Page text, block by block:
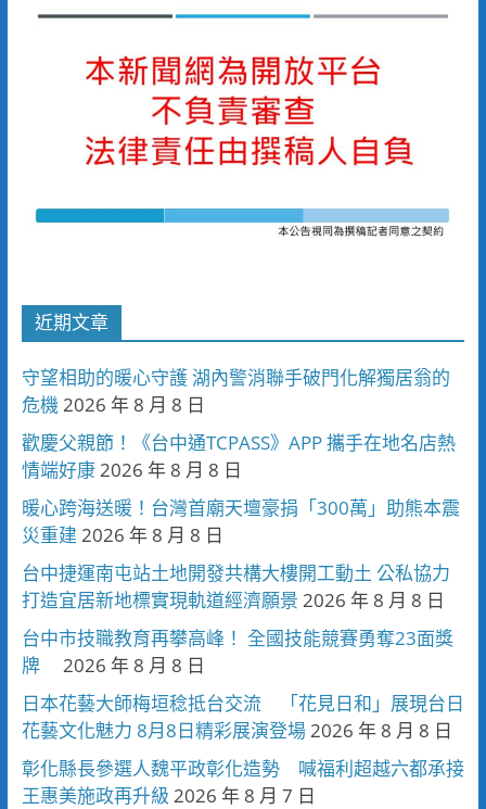
近期文章
守望相助的暖心守護 湖內警消聯手破門化解獨居翁的
危機2026 年 8 月 8 日
歡慶父親節！《台中通TCPASS》APP 攜手在地名店熱
情端好康2026 年 8 月 8 日
暖心跨海送暖！台灣首廟天壇豪捐「300萬」助熊本震
災重建 2026 年 8 月 8 日
台中捷運南屯站土地開發共構大樓開工動土 公私協力
打造宜居新地標實現軌道經濟願景 2026 年 8 月 8 日
台中市技職教育再攀高峰！ 全國技能競賽勇奪23面獎
牌
2026 年 8 月 8 日
日本花藝大師梅垣稔抵台交流 「花見日和」展現台日
花藝文化魅力 8月8日精彩展演登場2026 年 8 月 8 日
彰化縣長參選人魏平政彰化造勢 喊福利超越六都承接
王惠美施政再升級 2026 年 8 月 7 日